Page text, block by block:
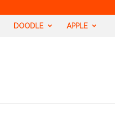
DOODLE APPLE